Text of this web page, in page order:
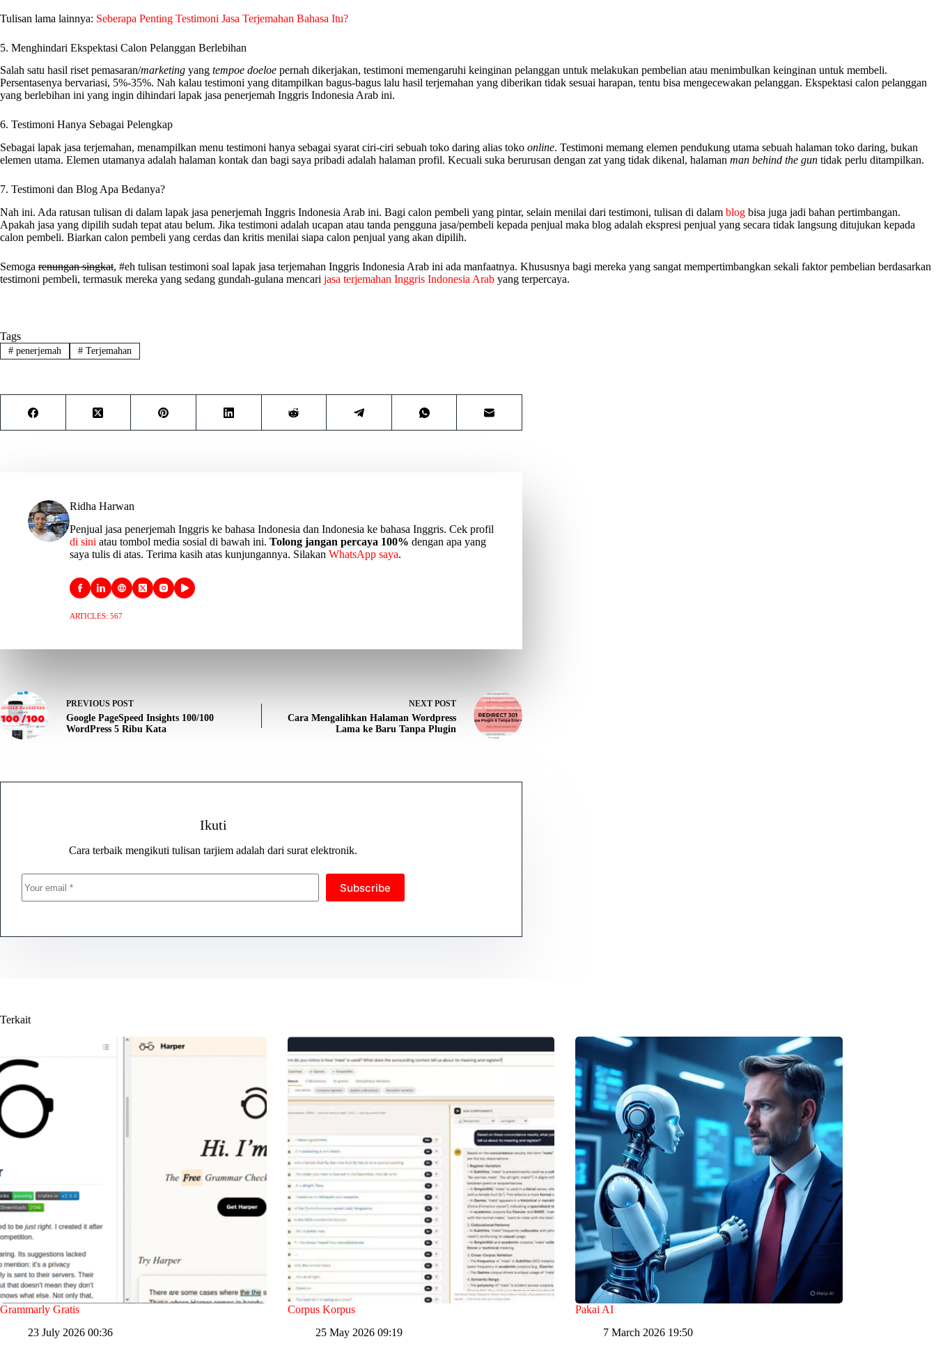
Tulisan lama lainnya: Seberapa Penting Testimoni Jasa Terjemahan Bahasa Itu?
5. Menghindari Ekspektasi Calon Pelanggan Berlebihan
Salah satu hasil riset pemasaran/marketing yang tempoe doeloe pernah dikerjakan, testimoni memengaruhi keinginan pelanggan untuk melakukan pembelian atau menimbulkan keinginan untuk membeli.
Persentasenya bervariasi, 5%-35%. Nah kalau testimoni yang ditampilkan bagus-bagus lalu hasil terjemahan yang diberikan tidak sesuai harapan, tentu bisa mengecewakan pelanggan. Ekspektasi calon pelanggan
yang berlebihan ini yang ingin dihindari lapak jasa penerjemah Inggris Indonesia Arab ini.
6. Testimoni Hanya Sebagai Pelengkap
Sebagai lapak jasa terjemahan, menampilkan menu testimoni hanya sebagai syarat ciri-ciri sebuah toko daring alias toko online. Testimoni memang elemen pendukung utama sebuah halaman toko daring, bukan
elemen utama. Elemen utamanya adalah halaman kontak dan bagi saya pribadi adalah halaman profil. Kecuali suka berurusan dengan zat yang tidak dikenal, halaman man behind the gun tidak perlu ditampilkan.
7. Testimoni dan Blog Apa Bedanya?
Nah ini. Ada ratusan tulisan di dalam lapak jasa penerjemah Inggris Indonesia Arab ini. Bagi calon pembeli yang pintar, selain menilai dari testimoni, tulisan di dalam blog bisa juga jadi bahan pertimbangan.
Apakah jasa yang dipilih sudah tepat atau belum. Jika testimoni adalah ucapan atau tanda pengguna jasa/pembeli kepada penjual maka blog adalah ekspresi penjual yang secara tidak langsung ditujukan kepada
calon pembeli. Biarkan calon pembeli yang cerdas dan kritis menilai siapa calon penjual yang akan dipilih.
Semoga renungan singkat, #eh tulisan testimoni soal lapak jasa terjemahan Inggris Indonesia Arab ini ada manfaatnya. Khususnya bagi mereka yang sangat mempertimbangkan sekali faktor pembelian berdasarkan
testimoni pembeli, termasuk mereka yang sedang gundah-gulana mencari jasa terjemahan Inggris Indonesia Arab yang terpercaya.
Tags
#penerjemah #Terjemahan
Ridha Harwan
Penjual jasa penerjemah Inggris ke bahasa Indonesia dan Indonesia ke bahasa Inggris. Cek profil
di sini atau tombol media sosial di bawah ini. Tolong jangan percaya 100% dengan apa yang
saya tulis di atas. Terima kasih atas kunjungannya. Silakan WhatsApp saya.
ARTICLES: 567
PREVIOUS POST
Google PageSpeed Insights 100/100
WordPress 5 Ribu Kata
NEXT POST
Cara Mengalihkan Halaman Wordpress
Lama ke Baru Tanpa Plugin
Ikuti
Cara terbaik mengikuti tulisan tarjiem adalah dari surat elektronik.
Subscribe
Terkait
Grammarly Gratis
23 July 2026 00:36
Corpus Korpus
25 May 2026 09:19
Pakai AI
7 March 2026 19:50